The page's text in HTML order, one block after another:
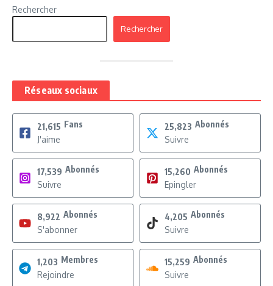
Rechercher
Rechercher
Réseaux sociaux
21,615 Fans
J'aime
25,823 Abonnés
Suivre
17,539 Abonnés
Suivre
15,260 Abonnés
Epingler
8,922 Abonnés
S'abonner
4,205 Abonnés
Suivre
1,203 Membres
Rejoindre
15,259 Abonnés
Suivre